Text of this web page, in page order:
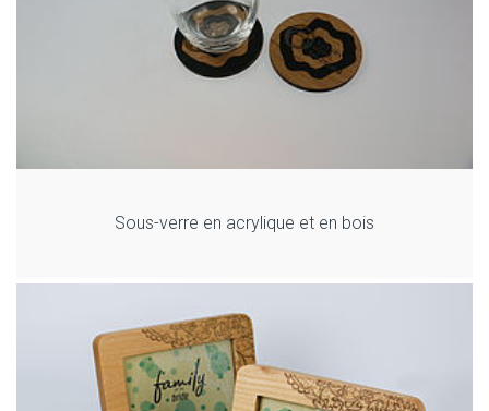
Sous-verre en acrylique et en bois